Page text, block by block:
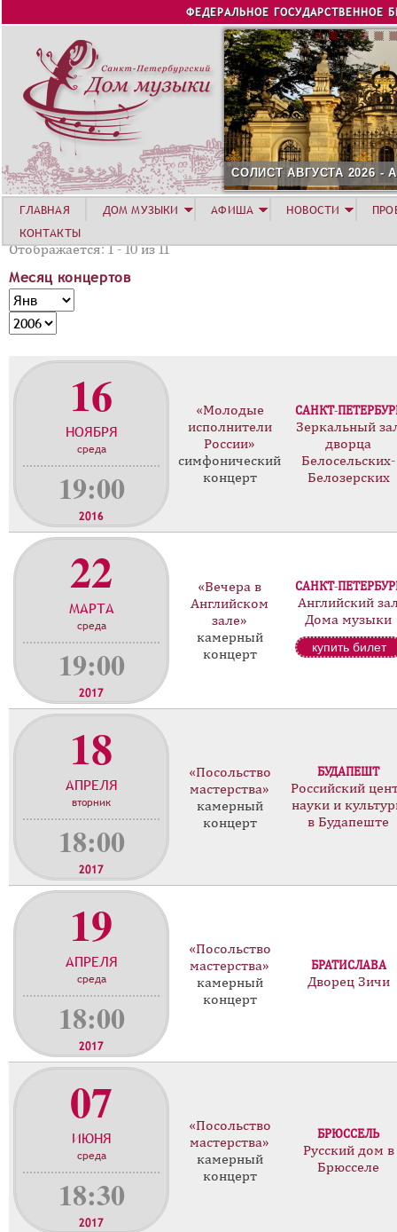
Jump to navigation
ФЕДЕРАЛЬНОЕ ГОСУДАРСТВЕННОЕ
СОЛИСТ АВГУСТА 2026 -
Отображается: 1 - 10 из 11
Месяц концертов
М
е
с
к
р
о
М
е
с
Г
о
16
НОЯБРЯ
среда
19:00
2016
«Молодые
исполнители
России»
симфонический
концерт
САНКТ-
Зеркальный
дворца
Белосельских-
Белозерских
22
МАРТА
среда
19:00
2017
«Вечера в
Английском
зале»
камерный
концерт
САНКТ-
Английский
Дома музыки
купить билет
18
АПРЕЛЯ
вторник
18:00
2017
«Посольство
мастерства»
камерный
концерт
БУДАПЕШТ
Российский
науки и
в Будапеште
19
АПРЕЛЯ
среда
18:00
2017
«Посольство
мастерства»
камерный
концерт
БРАТИСЛАВА
Дворец Зичи
07
ИЮНЯ
среда
18:30
2017
«Посольство
мастерства»
камерный
концерт
БРЮССЕЛЬ
Русский дом в
Брюсселе
ГЛАВНАЯ ДОМ МУЗЫКИ АФИША НОВОСТИ
КОНТАКТЫ